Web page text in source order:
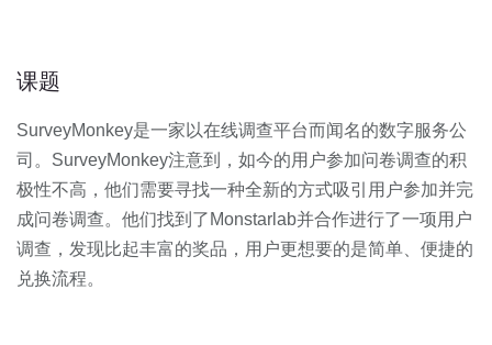
课题
SurveyMonkey是一家以在线调查平台而闻名的数字服务公
司。SurveyMonkey注意到，如今的用户参加问卷调查的积
极性不高，他们需要寻找一种全新的方式吸引用户参加并完
成问卷调查。他们找到了Monstarlab并合作进行了一项用户
调查，发现比起丰富的奖品，用户更想要的是简单、便捷的
兑换流程。